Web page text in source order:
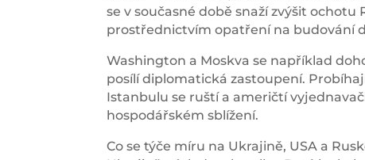
se v současné době snaží zvýšit
prostřednictvím opatření na budování
Washington a Moskva se například
posílí diplomatická zastoupení.
Istanbulu se ruští a američtí
hospodářském sblížení.
Co se týče míru na Ukrajině, USA a